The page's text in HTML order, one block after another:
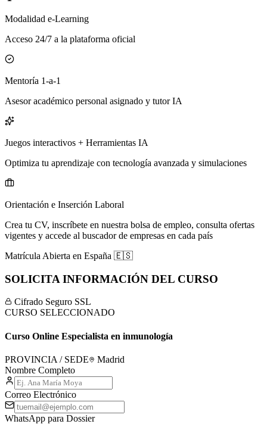
Modalidad e-Learning
Acceso 24/7 a la plataforma oficial
Mentoría 1-a-1
Asesor académico personal asignado y tutor IA
Juegos interactivos + Herramientas IA
Optimiza tu aprendizaje con tecnología avanzada y simulaciones
Orientación e Inserción Laboral
Crea tu CV, inscríbete en nuestra bolsa de empleo, consulta ofertas
vigentes y accede al buscador de empresas en cada país
Matrícula Abierta en España 🇪🇸
SOLICITA INFORMACIÓN DEL CURSO
Cifrado Seguro SSL
CURSO SELECCIONADO
Curso Online Especialista en inmunología
PROVINCIA / SEDE
Madrid
Nombre Completo
Correo Electrónico
WhatsApp para Dossier